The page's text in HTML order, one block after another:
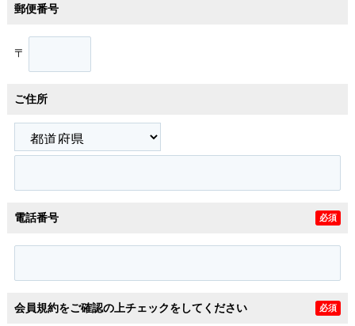
郵便番号
〒
ご住所
電話番号 必須
会員規約をご確認の上チェックをしてください 必須